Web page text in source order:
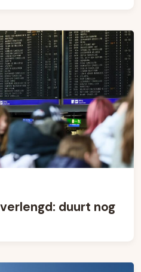
duurt nog